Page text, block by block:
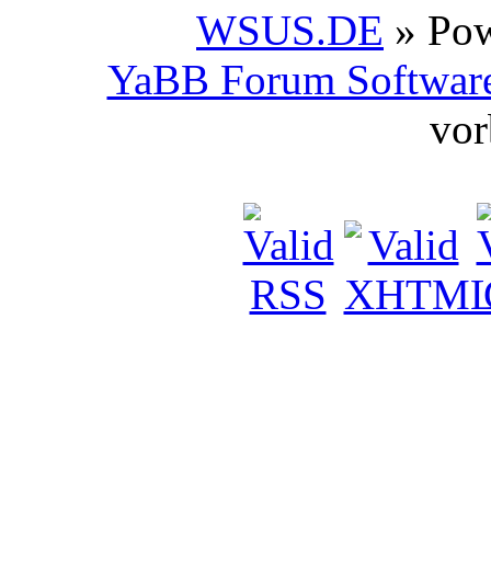
WSUS.DE »
YaBB Forum